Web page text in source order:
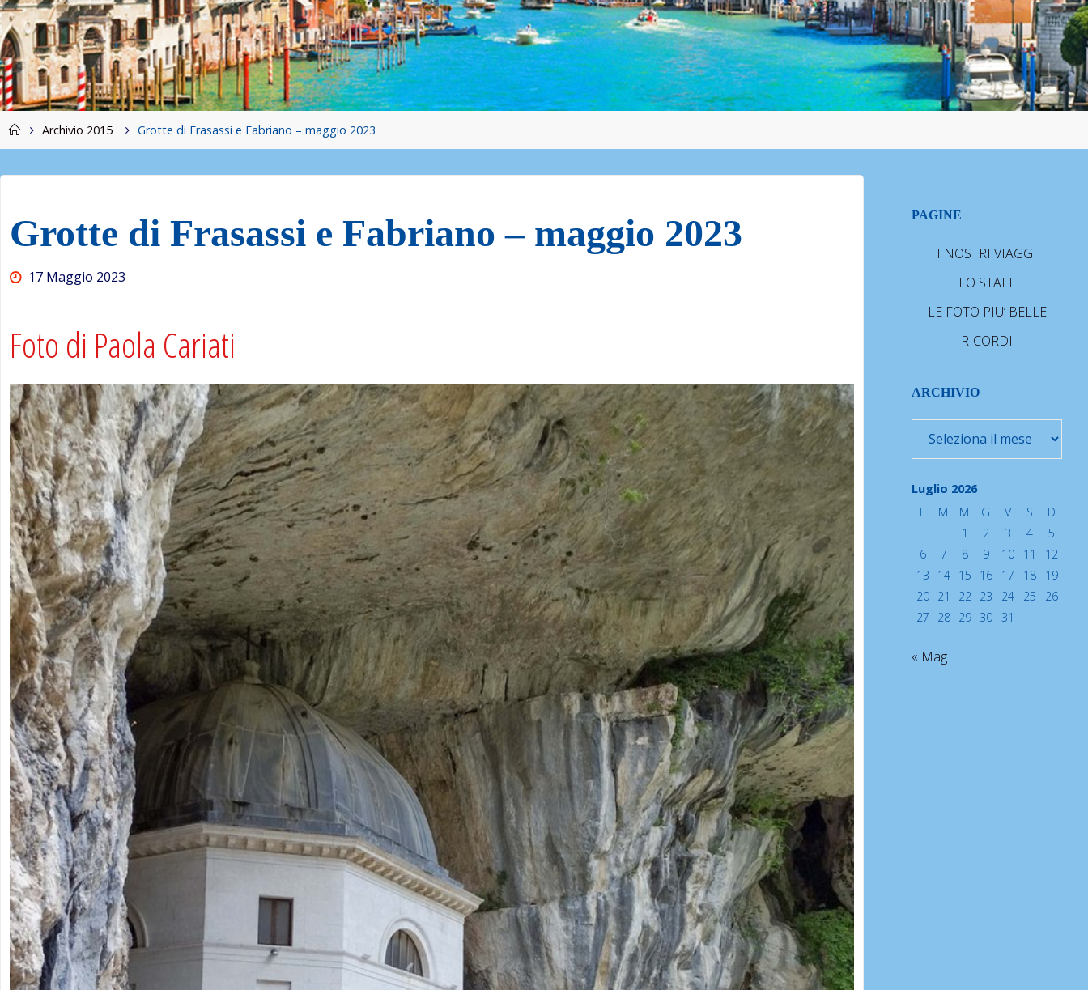
HomeArchivio 2015 Grotte di Frasassi e Fabriano – maggio 2023
Grotte di Frasassi e Fabriano – maggio 2023
17 Maggio 2023
Foto di Paola Cariati
PAGINE
I NOSTRI VIAGGI
LO STAFF
LE FOTO PIU’ BELLE
RICORDI
ARCHIVIO
Archivio
Luglio 2026
L
M M G V S
D
1
2 3 4
5
6
7 8 9 10 11
12
13
14 15 16 17 18
19
20
21 22 23 24 25
26
27
28 29 30 31
« Mag